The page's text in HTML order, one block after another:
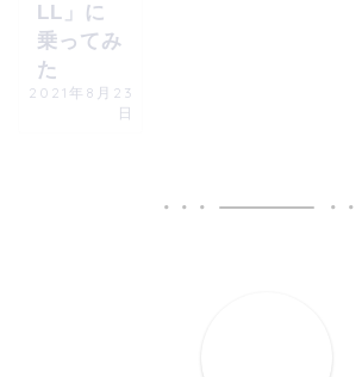
LL」に
乗ってみ
た
2021年8月23
日